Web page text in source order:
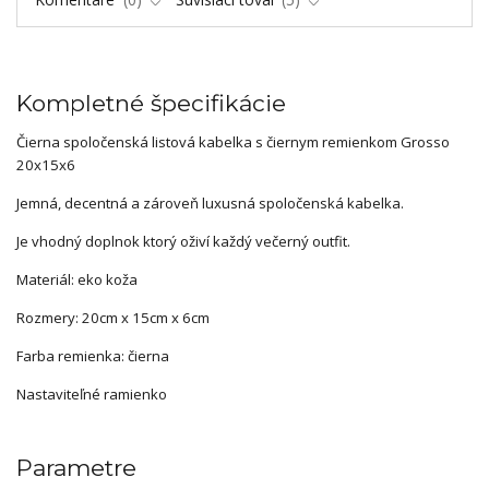
Kompletné špecifikácie
Čierna spoločenská listová kabelka s čiernym remienkom Grosso
20x15x6
Jemná, decentná a zároveň luxusná spoločenská kabelka.
Je vhodný doplnok ktorý oživí každý večerný outfit.
Materiál: eko koža
Rozmery: 20cm x 15cm x 6cm
Farba remienka: čierna
Nastaviteľné ramienko
Parametre